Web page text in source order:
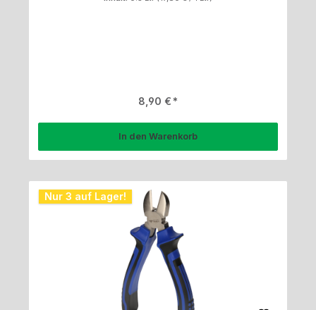
Regulärer Preis:
8,90 €
In den Warenkorb
Nur 3 auf Lager!